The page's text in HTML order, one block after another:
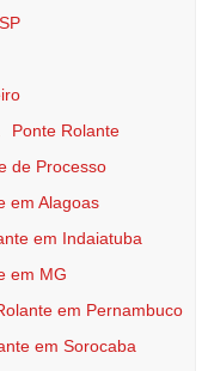
Ponte Rolante
de Processo
em Alagoas
em Indaiatuba
em MG
em Pernambuco
em Sorocaba